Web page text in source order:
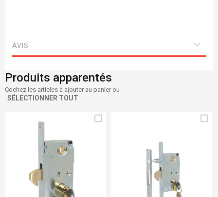
AVIS
Produits apparentés
Cochez les articles à ajouter au panier ou
SÉLECTIONNER TOUT